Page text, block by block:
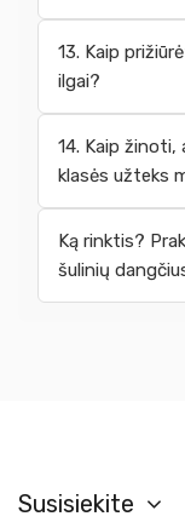
13. Kaip
ilgai?
14. Kaip
klasės užteks
Ką rinktis?
šulinių
Susisiekite